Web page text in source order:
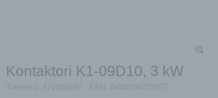
Kontaktori K1-09D10, 3 kW
Tuotenro: 471010297 EAN: 6438100721077